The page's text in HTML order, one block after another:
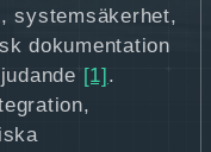
systemsäkerhet,
dokumentation
[1] .